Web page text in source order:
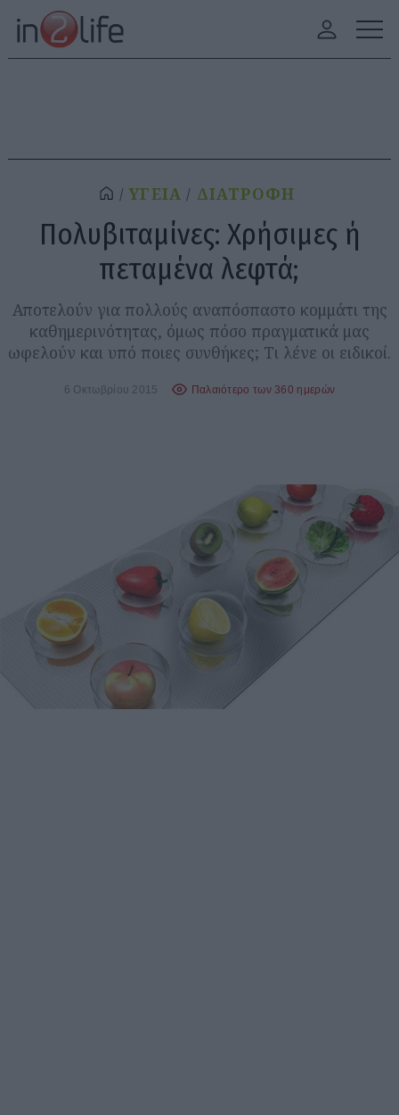
ΥΓΕΙΑ ΔΙΑΤΡΟΦΗ
Πολυβιταμίνες: Χρήσιμες ή
πεταμένα λεφτά;
Αποτελούν για πολλούς αναπόσπαστο κομμάτι της
καθημερινότητας, όμως πόσο πραγματικά μας
ωφελούν και υπό ποιες συνθήκες; Τι λένε οι ειδικοί.
6 Οκτωβρίου 2015 Παλαιότερο των 360 ημερών